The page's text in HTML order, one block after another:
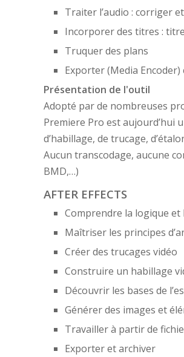
Traiter l’audio : corriger
Incorporer des titres :
Truquer des plans
Exporter (Media
Présentation de l'outil
Adopté par de nombreuses
Premiere Pro est aujourd’hui
d’habillage, de trucage,
Aucun transcodage, aucune
BMD,…)
AFTER EFFECTS
Comprendre la logique et
Maîtriser les principes
Créer des trucages vidéo
Construire un habillage
Découvrir les bases de
Générer des images et
Travailler à partir de
Exporter et archiver